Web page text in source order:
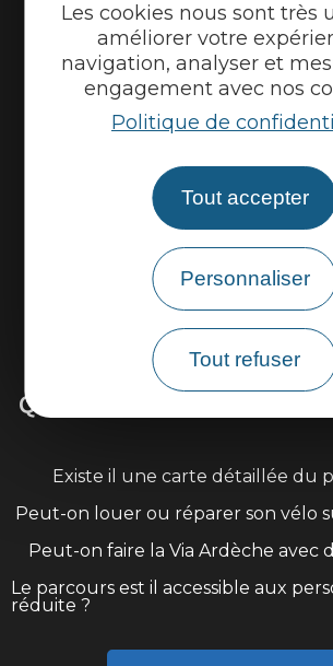
Les cookies nous sont très
améliorer votre
navigation, analyser et
engagement avec nos
Politique de
Tout accepter
Personnaliser
Tout refuser
Espace pro
Partenaires
Venir sur la Via
Questions fréquentes sur
Existe il une carte détaillée du
Peut-on louer ou réparer son vélo
Peut-on faire la Via Ardèche avec
Le parcours est il accessible aux
réduite ?